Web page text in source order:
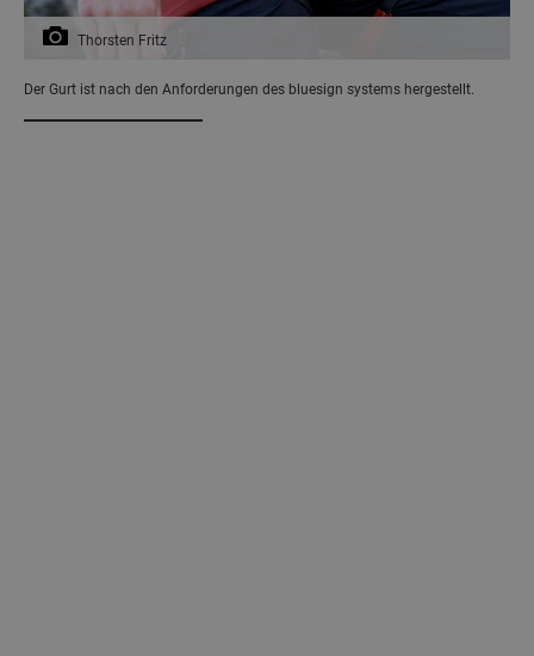
Thorsten Fritz
Der Gurt ist nach den Anforderungen des bluesign systems hergestellt.